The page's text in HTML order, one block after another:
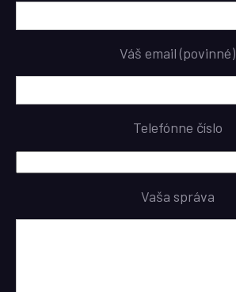
Váš email (povinné)
Telefónne číslo
Vaša správa